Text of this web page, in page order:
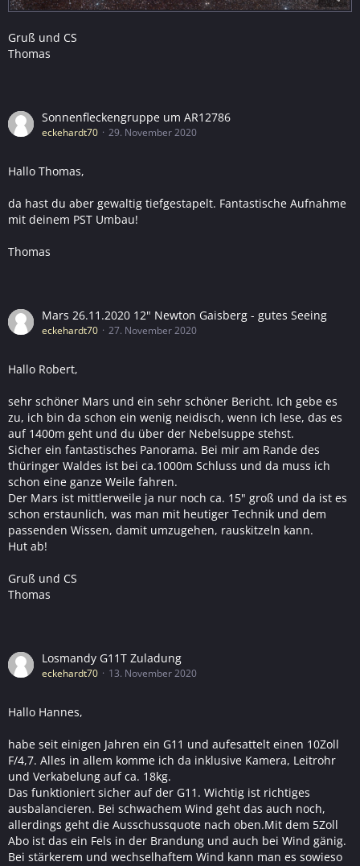
Gruß und CS
Thomas
Sonnenfleckengruppe um AR12786
eckehardt70 29. November 2020
Hallo Thomas,
da hast du aber gewaltig tiefgestapelt. Fantastische Aufnahme
mit deinem PST Umbau!
Thomas
Mars 26.11.2020 12" Newton Gaisberg - gutes Seeing
eckehardt70 27. November 2020
Hallo Robert,
sehr schöner Mars und ein sehr schöner Bericht. Ich gebe es
zu, ich bin da schon ein wenig neidisch, wenn ich lese, das es
auf 1400m geht und du über der Nebelsuppe stehst.
Sicher ein fantastisches Panorama. Bei mir am Rande des
thüringer Waldes ist bei ca.1000m Schluss und da muss ich
schon eine ganze Weile fahren.
Der Mars ist mittlerweile ja nur noch ca. 15" groß und da ist es
schon erstaunlich, was man mit heutiger Technik und dem
passenden Wissen, damit umzugehen, rauskitzeln kann.
Hut ab!
Gruß und CS
Thomas
Losmandy G11T Zuladung
eckehardt70 13. November 2020
Hallo Hannes,
habe seit einigen Jahren ein G11 und aufesattelt einen 10Zoll
F/4,7. Alles in allem komme ich da inklusive Kamera, Leitrohr
und Verkabelung auf ca. 18kg.
Das funktioniert sicher auf der G11. Wichtig ist richtiges
ausbalancieren. Bei schwachem Wind geht das auch noch,
allerdings geht die Ausschussquote nach oben.Mit dem 5Zoll
Abo ist das ein Fels in der Brandung und auch bei Wind gänig.
Bei stärkerem und wechselhaftem Wind kann man es sowieso